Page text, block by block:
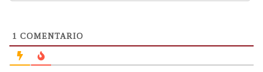
1 COMENTARIO